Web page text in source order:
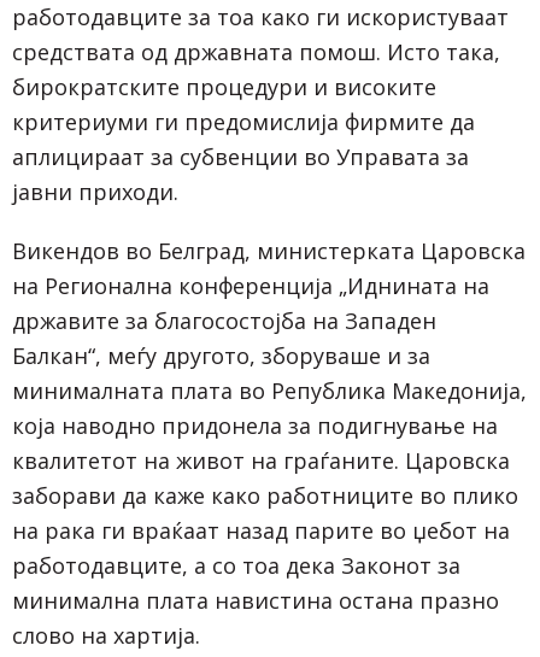
работодавците за тоа како ги искористуваат
средствата од државната помош. Исто така,
бирократските процедури и високите
критериуми ги предомислија фирмите да
аплицираат за субвенции во Управата за
јавни приходи.
Викендов во Белград, министерката Царовска
на Регионална конференција „Иднината на
државите за благосостојба на Западен
Балкан“, меѓу другото, зборуваше и за
минималната плата во Република Македонија,
која наводно придонела за подигнување на
квалитетот на живот на граѓаните. Царовска
заборави да каже како работниците во плико
на рака ги враќаат назад парите во џебот на
работодавците, а со тоа дека Законот за
минимална плата навистина остана празно
слово на хартија.